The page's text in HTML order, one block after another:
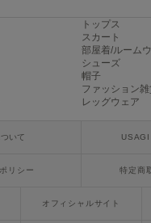
トップス
スカート
部屋着/ルーム
シューズ
帽子
ファッション
レッグウェア
いて
リシー 特定商
オフィシャルサイト